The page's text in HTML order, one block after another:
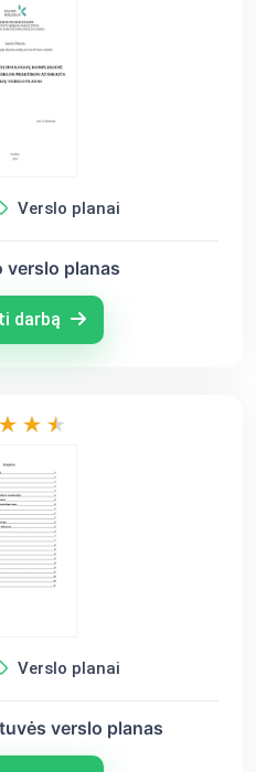
Verslo planai
verslo planas
darbą
Verslo planai
verslo planas